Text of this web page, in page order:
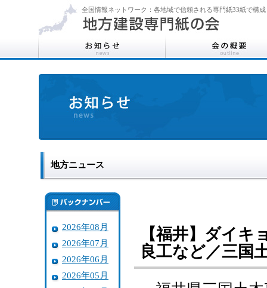
全国情報ネットワーク：各地域で信頼される専門紙33紙で構成
地方ニュース
2026年08月
2026年07月
2026年06月
2026年05月
【福井】ダイキ
良工など／三国